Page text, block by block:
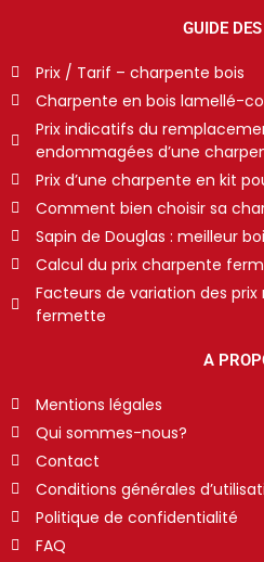
GUIDE
Prix / Tarif – charpente bois
Charpente en bois lamellé-
Prix indicatifs du
endommagées d’une
Prix d’une charpente en kit
Comment bien choisir sa
Sapin de Douglas : meilleur
Calcul du prix charpente
Facteurs de variation des
fermette
A
Mentions légales
Qui sommes-nous?
Contact
Conditions générales
Politique de confidentialité
FAQ